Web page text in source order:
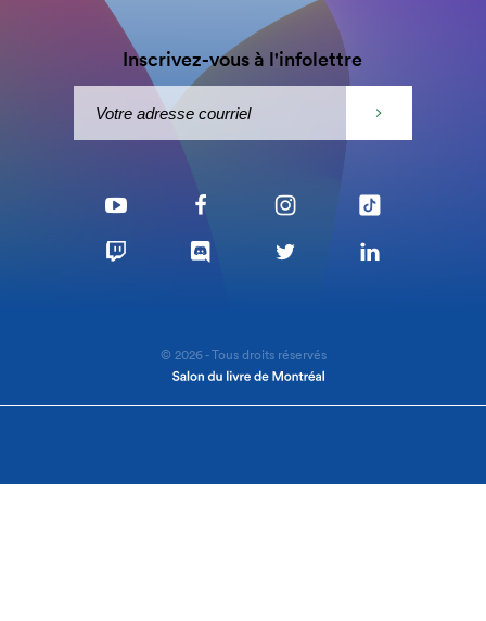
Inscrivez-vous à l'infolettre
© 2026 - Tous droits réservés